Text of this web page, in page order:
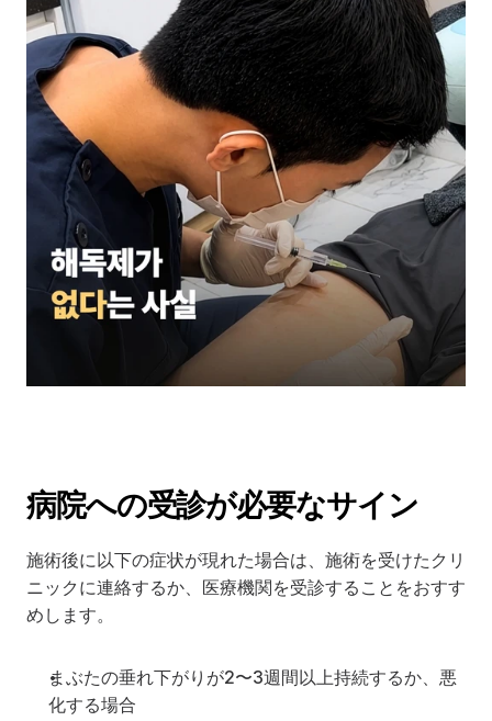
病院への受診が必要なサイン
施術後に以下の症状が現れた場合は、施術を受けたクリ
ニックに連絡するか、医療機関を受診することをおすす
めします。
まぶたの垂れ下がりが2〜3週間以上持続するか、悪
化する場合